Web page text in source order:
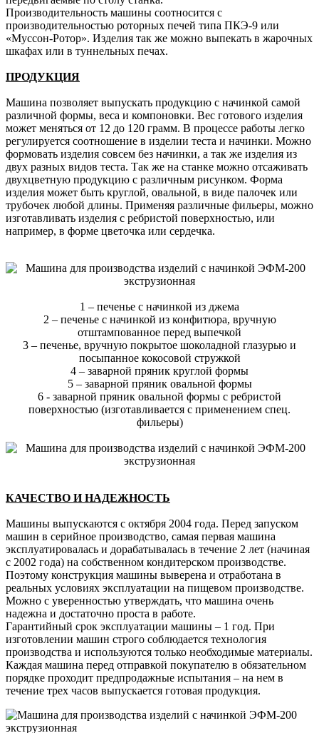
Производительность машины соотносится с
производительностью роторных печей типа ПКЭ-9 или
«Муссон-Ротор». Изделия так же можно выпекать в жарочных
шкафах или в туннельных печах.
ПРОДУКЦИЯ
Машина позволяет выпускать продукцию с начинкой самой
различной формы, веса и компоновки. Вес готового изделия
может меняться от 12 до 120 грамм. В процессе работы легко
регулируется соотношение в изделии теста и начинки. Можно
формовать изделия совсем без начинки, а так же изделия из
двух разных видов теста. Так же на станке можно отсаживать
двухцветную продукцию с различным рисунком. Форма
изделия может быть круглой, овальной, в виде палочек или
трубочек любой длины. Применяя различные фильеры, можно
изготавливать изделия с ребристой поверхностью, или
например, в форме цветочка или сердечка.
1 – печенье с начинкой из джема
2 – печенье с начинкой из конфитюра, вручную
отштампованное перед выпечкой
3 – печенье, вручную покрытое шоколадной глазурью и
посыпанное кокосовой стружкой
4 – заварной пряник круглой формы
5 – заварной пряник овальной формы
6 - заварной пряник овальной формы с ребристой
поверхностью (изготавливается с применением спец.
фильеры)
КАЧЕСТВО И НАДЕЖНОСТЬ
Машины выпускаются с октября 2004 года. Перед запуском
машин в серийное производство, самая первая машина
эксплуатировалась и дорабатывалась в течение 2 лет (начиная
с 2002 года) на собственном кондитерском производстве.
Поэтому конструкция машины выверена и отработана в
реальных условиях эксплуатации на пищевом производстве.
Можно с уверенностью утверждать, что машина очень
надежна и достаточно проста в работе.
Гарантийный срок эксплуатации машины – 1 год. При
изготовлении машин строго соблюдается технология
производства и используются только необходимые материалы.
Каждая машина перед отправкой покупателю в обязательном
порядке проходит предпродажные испытания – на нем в
течение трех часов выпускается готовая продукция.